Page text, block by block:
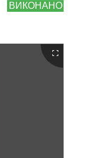
ВИКОНАНО